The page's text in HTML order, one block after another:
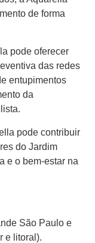
de forma
pode oferecer
das redes
entupimentos
da
pode contribuir
do Jardim
e o bem-estar na
São Paulo e
e litoral).